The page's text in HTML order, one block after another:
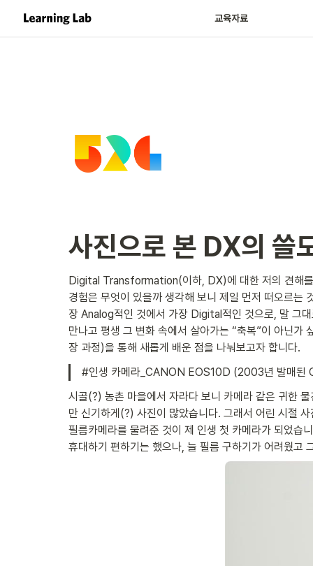
교육자료
사진으로 본 DX의 쓸
Digital Transformation(이하, DX)에 대한 저의 견해를
경험은 무엇이 있을까 생각해 보니 제일 먼저 떠오르는
장 Analog적인 것에서 가장 Digital적인 것으로, 말 그
만나고 평생 그 변화 속에서 살아가는 “축복”이 아닌
장 과정)을 통해 새롭게 배운 점을 나눠보고자 합니다.
#인생 카메라_CANON EOS10D (2003년 발매된
시골(?) 농촌 마을에서 자라다 보니 카메라 같은 귀한
만 신기하게(?) 사진이 많았습니다. 그래서 어린 시절
필름카메라를 물려준 것이 제 인생 첫 카메라가 되었습
휴대하기 편하기는 했으나, 늘 필름 구하기가 어려웠고